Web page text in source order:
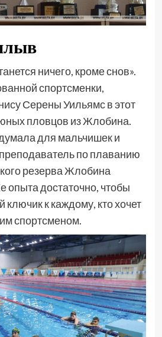
ничего, кроме снов».
спортсменки,
Серены Уильямс в этот
пловцов из Жлобина.
для мальчишек и
по плаванию
резерва Жлобина
опыта достаточно, чтобы
к каждому, кто хочет
спортсменом.